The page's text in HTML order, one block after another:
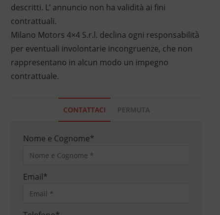
descritti. L’ annuncio non ha validità ai fini
contrattuali.
Milano Motors 4×4 S.r.l. declina ogni responsabilità
per eventuali involontarie incongruenze, che non
rappresentano in alcun modo un impegno
contrattuale.
CONTATTACI PERMUTA
Nome e Cognome*
Email*